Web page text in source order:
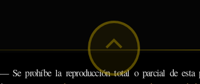
prohíbe la reproducción total o parcial de esta